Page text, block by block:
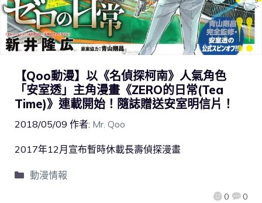
【Qoo動漫】以《名偵探柯南》人氣角色
「安室透」主角漫畫《ZERO的日常(Tea
Time)》連載開始！隨誌贈送安室明信片！
2018/05/09 作者: Mr. Qoo
0 0
2017年12月宣布暫時休載長壽偵探漫畫
動漫情報